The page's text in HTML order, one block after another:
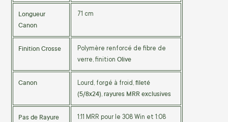
Longueur
Canon
71 cm
Finition Crosse
Polymère renforcé de fibre de
verre, finition Olive
Canon Lourd, forgé à froid, fileté
(5/8x24) rayures MRR exclusives
Pas de Rayure
1:11 MRR pour le 308 Win et 1:08